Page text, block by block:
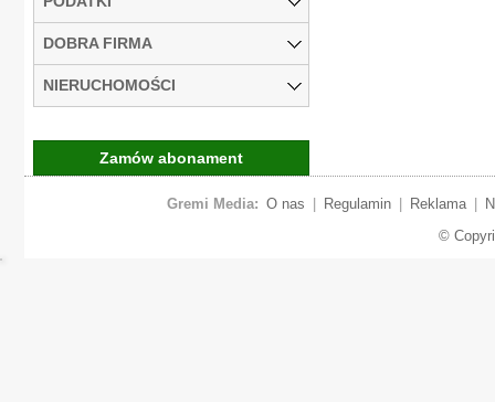
DOBRA FIRMA
NIERUCHOMOŚCI
Zamów abonament
Gremi Media: O nas Regulamin Reklama
©